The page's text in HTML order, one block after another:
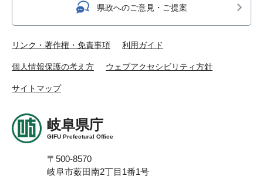
県政へのご意見・ご提案
リンク・著作権・免責事項 利用ガイド
個人情報保護の考え方 ウェブアクセシビリティ方針
サイトマップ
岐阜県庁
GIFU Prefectural Office
〒500-8570
岐阜市薮田南2丁目1番1号